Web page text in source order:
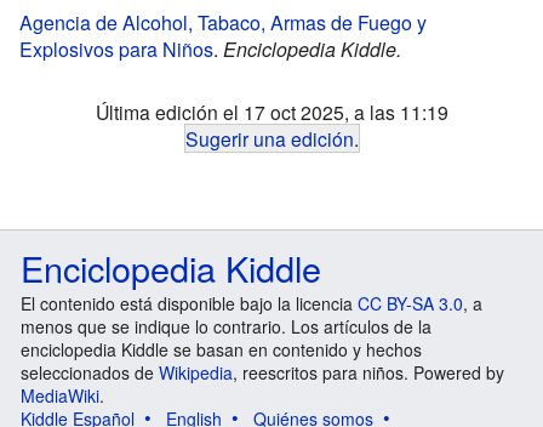
Agencia de Alcohol, Tabaco, Armas de Fuego y
Explosivos para Niños. Enciclopedia Kiddle.
Última edición el 17 oct 2025, a las 11:19
Sugerir una edición.
Enciclopedia Kiddle
El contenido está disponible bajo la licencia CC BY-SA 3.0, a
menos que se indique lo contrario. Los artículos de la
enciclopedia Kiddle se basan en contenido y hechos
seleccionados de Wikipedia, reescritos para niños. Powered by
MediaWiki.
Kiddle Español
English Quiénes somos